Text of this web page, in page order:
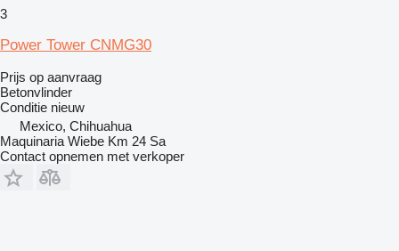
3
Power Tower CNMG30
Prijs op aanvraag
Betonvlinder
Conditie nieuw
Mexico, Chihuahua
Maquinaria Wiebe Km 24 Sa
Contact opnemen met verkoper